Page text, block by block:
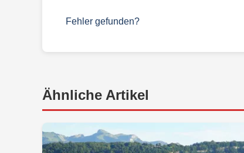
Fehler gefunden?
Ähnliche Artikel